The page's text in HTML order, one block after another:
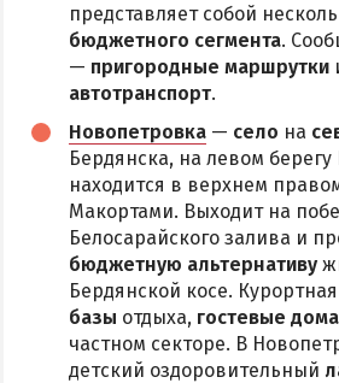
представляет собой
бюджетного сегмента.
— пригородные маршрутки
автотранспорт.
Новопетровка — село на
Бердянска, на левом
находится в верхнем
Макортами. Выходит на
Белосарайского залива и
бюджетную альтернативу
Бердянской косе.
базы отдыха, гостевые дома
частном секторе. В
детский оздоровительный